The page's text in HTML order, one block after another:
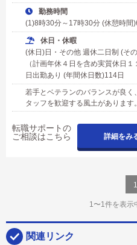
勤務時間
(1)8時30分～17時30分 (休憩時間
休日・休暇
(休日)日・その他 週休二日制 (そ
（計画年休４日を含め実質休日
日出勤あり (年間休日数)114日
若手とベテランのバランスが良
タッフを歓迎する風土があります
転職サポートの
ご相談はこちら
詳細をみ
1
1〜1件を表示
関連リンク